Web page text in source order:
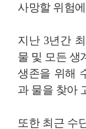
사망할 위험
지난 3년간
물 및 모든 생
생존을 위해
과 물을 찾아
또한 최근 수